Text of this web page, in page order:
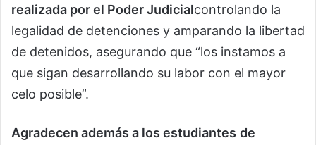
realizada por el Poder Judicialcontrolando la
legalidad de detenciones y amparando la libertad
de detenidos, asegurando que “los instamos a
que sigan desarrollando su labor con el mayor
celo posible”.
Agradecen además a los estudiantes de